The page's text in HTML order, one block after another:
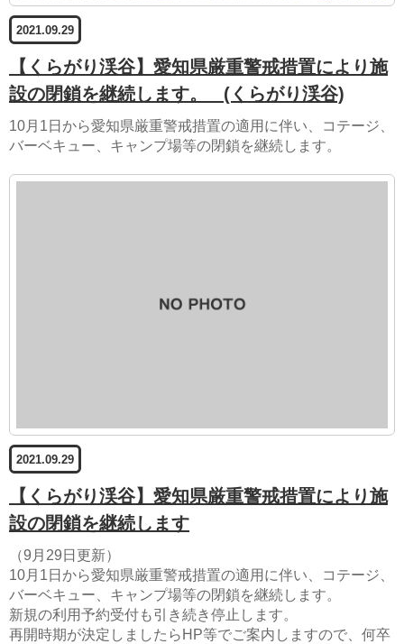
2021.09.29
【くらがり渓谷】愛知県厳重警戒措置により施
設の閉鎖を継続します。 (くらがり渓谷)
10月1日から愛知県厳重警戒措置の適用に伴い、コテージ、
バーベキュー、キャンプ場等の閉鎖を継続します。
2021.09.29
【くらがり渓谷】愛知県厳重警戒措置により施
設の閉鎖を継続します
（9月29日更新）
10月1日から愛知県厳重警戒措置の適用に伴い、コテージ、
バーベキュー、キャンプ場等の閉鎖を継続します。
新規の利用予約受付も引き続き停止します。
再開時期が決定しましたらHP等でご案内しますので、何卒